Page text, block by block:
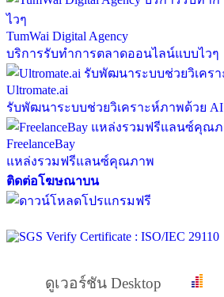
TumWai Digital Agency
บริการรับทำการตลาดออนไลน์แบบไวๆ
Ultromate.ai
รับพัฒนาระบบช่วยวิเคราะห์ภาพด้วย AI
FreelanceBay
แหล่งรวมฟรีแลนซ์คุณภาพ
ติดต่อโฆษณาบน
ดูเวอร์ชัน Desktop